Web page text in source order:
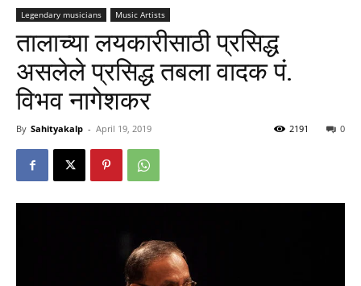
Legendary musicians Music Artists
तालाच्या लयकारीसाठी प्रसिद्ध
असलेले प्रसिद्ध तबला वादक पं.
विभव नागेशकर
By Sahityakalp - April 19, 2019 0
2191